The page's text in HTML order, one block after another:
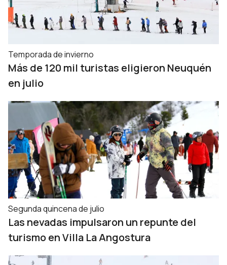
Temporada de invierno
Más de 120 mil turistas eligieron Neuquén
en julio
Segunda quincena de julio
Las nevadas impulsaron un repunte del
turismo en Villa La Angostura